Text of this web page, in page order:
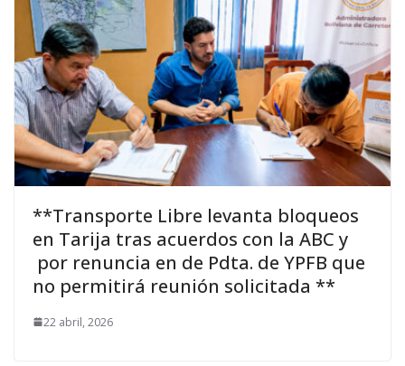
**Transporte Libre levanta bloqueos
en Tarija tras acuerdos con la ABC y
por renuncia en de Pdta. de YPFB que
no permitirá reunión solicitada **
22 abril, 2026